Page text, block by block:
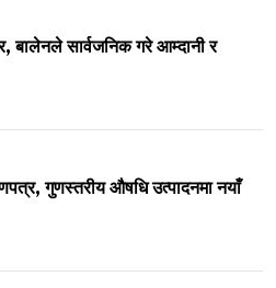
बालेनले सार्वजनिक गरे आम्दानी र
गुणस्तरीय औषधि उत्पादनमा नयाँ